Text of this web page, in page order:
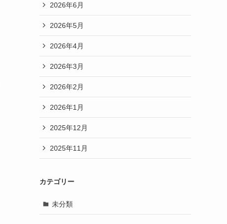
2026年6月
2026年5月
2026年4月
2026年3月
2026年2月
2026年1月
2025年12月
2025年11月
カテゴリー
未分類